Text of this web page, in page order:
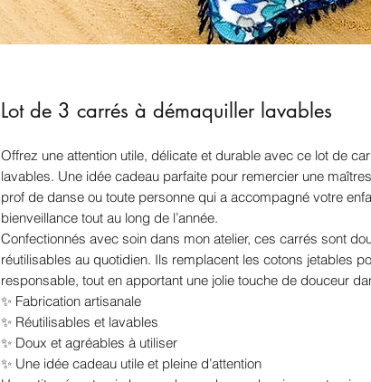
Lot de 3 carrés à démaquiller lavables
Offrez une attention utile, délicate et durable avec ce lot de
lavables. Une idée cadeau parfaite pour remercier une
prof de danse ou toute personne qui a accompagné votre
bienveillance tout au long de l’année.
Confectionnés avec soin dans mon atelier, ces carrés sont
réutilisables au quotidien. Ils remplacent les cotons jetables
responsable, tout en apportant une jolie touche de douceur
✨ Fabrication artisanale
✨ Réutilisables et lavables
✨ Doux et agréables à utiliser
✨ Une idée cadeau utile et pleine d’attention